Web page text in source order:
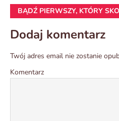
BĄDŹ PIERWSZY, KTÓRY
Dodaj komentarz
Twój adres email nie zostanie
Komentarz